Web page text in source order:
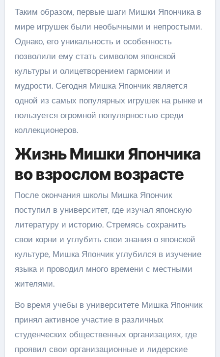
Таким образом, первые шаги Мишки Япончика в
мире игрушек были необычными и непростыми.
Однако, его уникальность и особенность
позволили ему стать символом японской
культуры и олицетворением гармонии и
мудрости. Сегодня Мишка Япончик является
одной из самых популярных игрушек на рынке и
пользуется огромной популярностью среди
коллекционеров.
Жизнь Мишки Япончика
во взрослом возрасте
После окончания школы Мишка Япончик
поступил в университет, где изучал японскую
литературу и историю. Стремясь сохранить
свои корни и углубить свои знания о японской
культуре, Мишка Япончик углубился в изучение
языка и проводил много времени с местными
жителями.
Во время учебы в университете Мишка Япончик
принял активное участие в различных
студенческих общественных организациях, где
проявил свои организационные и лидерские